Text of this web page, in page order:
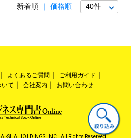
新着順 価格順
よくあるご質問
ご利用ガイド
て
会社案内 お問い合わせ
SHA HOLDINGS, INC.. All Rights Reserved